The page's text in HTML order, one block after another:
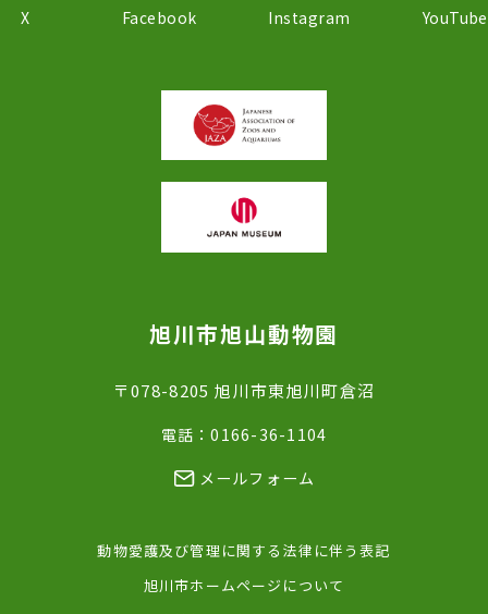
X Facebook Instagram YouTube
旭川市旭山動物園
〒078-8205 旭川市東旭川町倉沼
電話：0166-36-1104
メールフォーム
動物愛護及び管理に関する法律に伴う表記
旭川市ホームページについて